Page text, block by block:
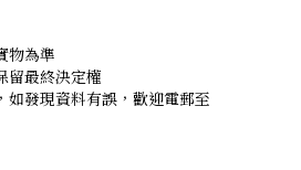
物為準
留最終決定權
如發現資料有誤，歡迎電郵至